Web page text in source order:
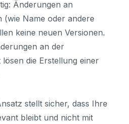
Änderungen an
(wie Name oder andere
keine neuen Versionen.
an der
lösen die Erstellung einer
stellt sicher, dass Ihre
bleibt und nicht mit